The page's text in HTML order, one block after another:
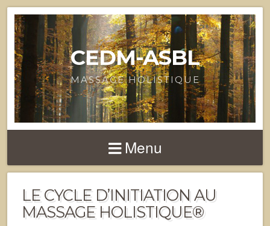
CEDM-ASBL
MASSAGE HOLISTIQUE
Menu
LE CYCLE D’INITIATION AU
MASSAGE HOLISTIQUE®